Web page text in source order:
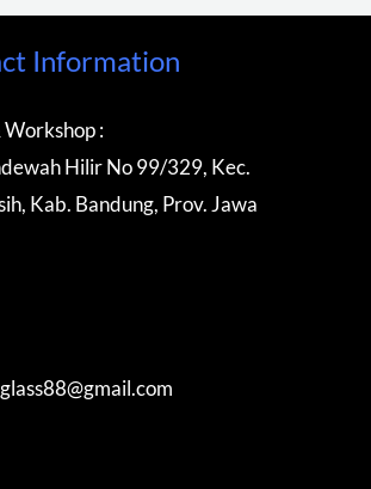
Information
:
Hilir No 99/329, Kec.
Kab. Bandung, Prov. Jawa